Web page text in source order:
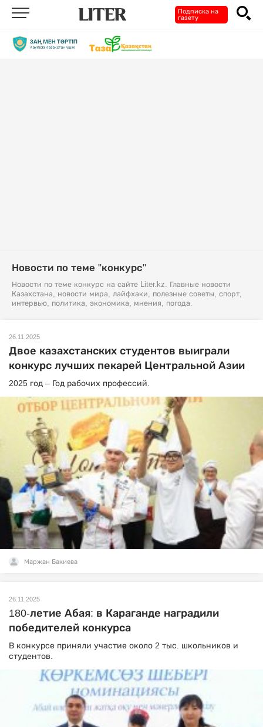
Подписка на
газету
Новости по теме "конкурс"
Новости по теме конкурс на сайте Liter.kz. Главные новости
Казахстана, новости мира, лайфхаки, полезные советы, спорт,
интервью, политика, экономика, мнения, погода.
26.11.2025
Двое казахстанских студентов выиграли
конкурс лучших пекарей Центральной Азии
2025 год – Год рабочих профессий.
Маржан Бакиева
26.11.2025
180-летие Абая: в Караганде наградили
победителей конкурса
В конкурсе приняли участие около 2 тыс. школьников и
студентов.